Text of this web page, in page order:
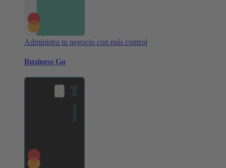
Administra tu negocio con más control
Business Go